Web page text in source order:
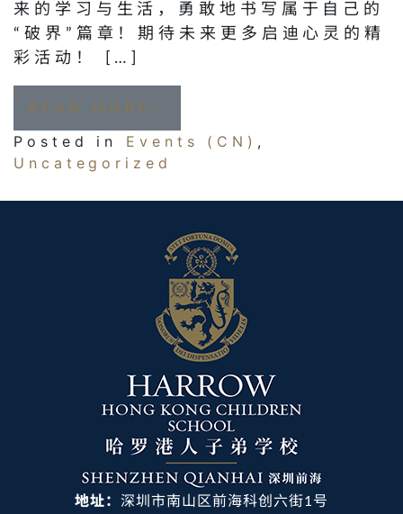
来的学习与生活，勇敢地书写属于自己的
“破界”篇章！期待未来更多启迪心灵的精
彩活动！ […]
READ MORE…
Posted in Events (CN) ,
Uncategorized
地址： 深圳市南山区前海科创六街1号